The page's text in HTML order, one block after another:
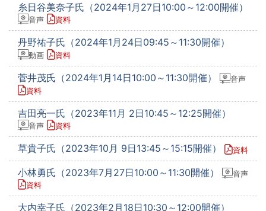
糸日谷美奈子氏（2024年1月27日10:00～12:00開催）
音声 資料
丹野祐子氏（2024年1月24日09:45～11:30開催）
動画 資料
菅井茂氏（2024年1月14日10:00～11:30開催）
音声
資料
吉田亮一氏（2023年11月 2日10:45～12:25開催）
音声 資料
草貴子氏（2023年10月 9日13:45～15:15開催） 資料
小林勇氏（2023年7月27日10:00～11:30開催）
音声
資料
大内幸子氏（2023年2月18日10:30～12:00開催）